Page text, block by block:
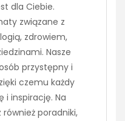
dla Ciebie.
związane z
zdrowiem,
Nasze
przystępny i
czemu każdy
i inspirację. Na
poradniki,